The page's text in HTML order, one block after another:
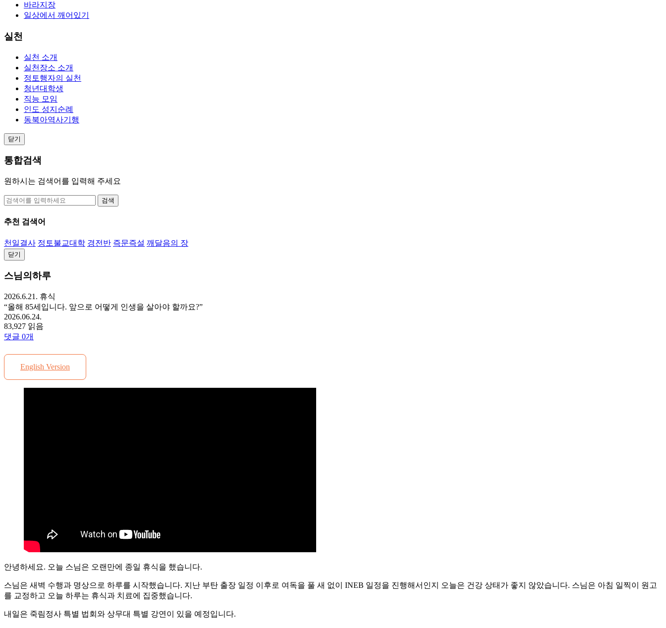
바라지장
일상에서 깨어있기
실천
실천 소개
실천장소 소개
정토행자의 실천
청년대학생
직능 모임
인도 성지순례
동북아역사기행
닫기
통합검색
원하시는 검색어를 입력해 주세요
검색
추천 검색어
천일결사 정토불교대학 경전반 즉문즉설 깨달음의 장
닫기
스님의하루
2026.6.21. 휴식
“올해 85세입니다. 앞으로 어떻게 인생을 살아야 할까요?”
2026.06.24.
83,927 읽음
댓글 0개
English Version
안녕하세요. 오늘 스님은 오랜만에 종일 휴식을 했습니다.
스님은 새벽 수행과 명상으로 하루를 시작했습니다. 지난 부탄 출장 일정 이후로 여독을 풀 새 없이 INEB 일정을 진행해서인지 오늘은 건강 상태가 좋지 않았습니다. 스님은 아침 일찍이 원고
를 교정하고 오늘 하루는 휴식과 치료에 집중했습니다.
내일은 죽림정사 특별 법회와 상무대 특별 강연이 있을 예정입니다.